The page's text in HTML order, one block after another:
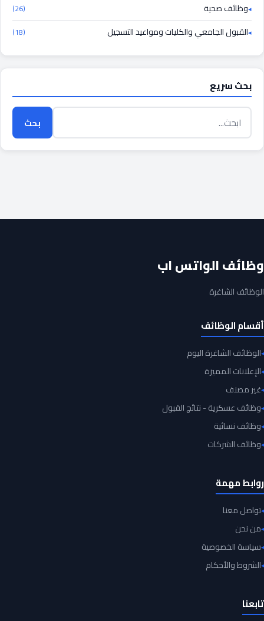
وظائف صحية (26)
القبول الجامعي والكليات ومواعيد التسجيل (18)
بحث سريع
بحث
وظائف الواتس اب
الوظائف الشاغرة
أقسام الوظائف
الوظائف الشاغرة اليوم
الإعلانات المميزة
غير مصنف
وظائف عسكرية - نتائج القبول
وظائف نسائية
وظائف الشركات
روابط مهمة
تواصل معنا
من نحن
سياسة الخصوصية
الشروط والأحكام
تابعنا